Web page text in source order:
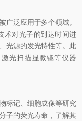
广泛应用于多个领域。
术对光子的到达时间进
光源的发光特性等。此
光扫描显微镜等仪器
记、细胞成像等研究
子的荧光寿命，了解其